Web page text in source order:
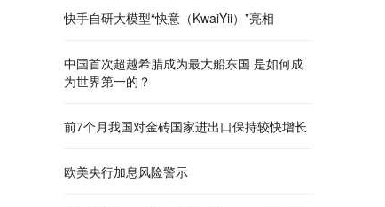
快手自研大模型“快意（KwaiYii）”亮相
中国首次超越希腊成为最大船东国 是如何成
为世界第一的？
前7个月我国对金砖国家进出口保持较快增长
欧美央行加息风险警示